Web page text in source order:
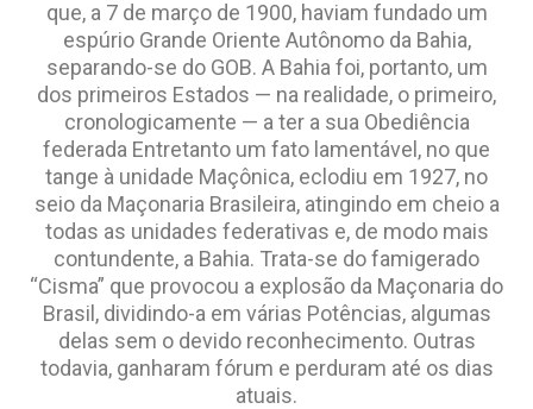
que, a 7 de março de 1900, haviam fundado um
espúrio Grande Oriente Autônomo da Bahia,
separando-se do GOB. A Bahia foi, portanto, um
dos primeiros Estados — na realidade, o primeiro,
cronologicamente — a ter a sua Obediência
federada Entretanto um fato lamentável, no que
tange à unidade Maçônica, eclodiu em 1927, no
seio da Maçonaria Brasileira, atingindo em cheio a
todas as unidades federativas e, de modo mais
contundente, a Bahia. Trata-se do famigerado
“Cisma” que provocou a explosão da Maçonaria do
Brasil, dividindo-a em várias Potências, algumas
delas sem o devido reconhecimento. Outras
todavia, ganharam fórum e perduram até os dias
atuais.